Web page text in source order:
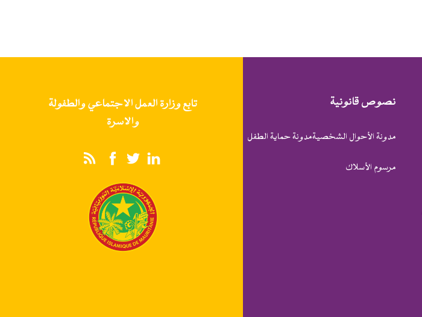
تابع وزارة العمل الاجتماعي والطفولة
والاسرة
نصوص قانونية
مدونة الأحوال الشخصيةمدونة حماية الطفل
مرسوم الأسلاك